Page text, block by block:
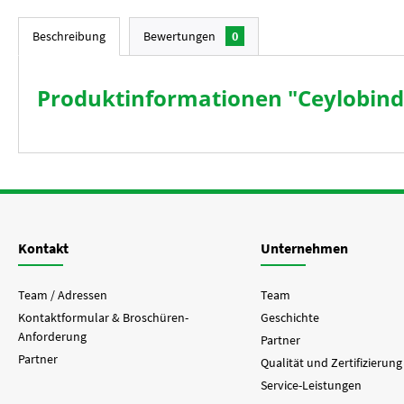
Beschreibung Bewertungen 0
Produktinformationen
Kontakt
Team / Adressen
Kontaktformular & Broschüren-
Anforderung
Partner
Unternehmen
Team
Geschichte
Partner
Qualität und Zertifizierung
Service-Leistungen